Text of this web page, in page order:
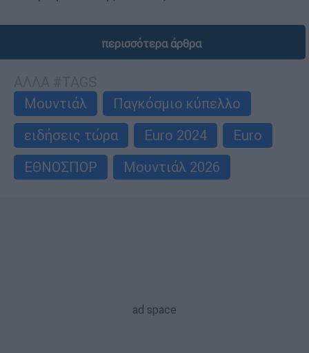
περισσότερα άρθρα
Μουντιάλ
Παγκόσμιο κύπελλο
ειδήσεις τώρα
Euro 2024
Euro
ΕΘΝΟΣΠΟΡ
Μουντιάλ 2026